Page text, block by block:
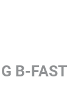
B-FAST